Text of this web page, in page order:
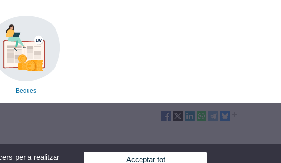
Beques
per a realitzar Acceptar tot